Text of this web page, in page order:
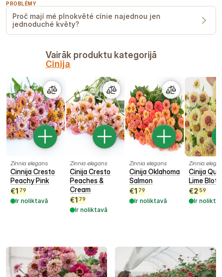
PROBLÉMY
Proč mají mé plnokvěté cínie najednou jen
jednoduché květy?
Vairāk produktu kategorijā
Cinija
Zinnia elegans
Cinnija Cresto
Peachy Pink
€1 79
Ir noliktavā
Zinnia elegans
Cinija Cresto
Peaches &
Cream
€1 79
Ir noliktavā
Zinnia elegans
Cinija Oklahoma
Salmon
€1 79
Ir noliktavā
Zinnia
Cinija
Lime
€2 59
Ir